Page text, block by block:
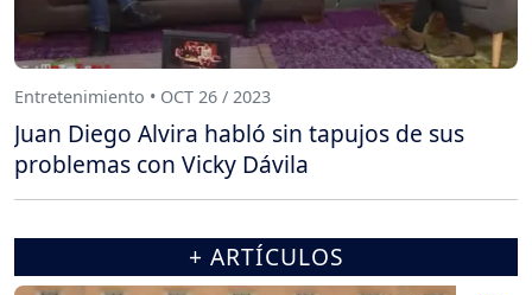
Entretenimiento • OCT 26 / 2023
Juan Diego Alvira habló sin tapujos de sus
problemas con Vicky Dávila
+ ARTÍCULOS